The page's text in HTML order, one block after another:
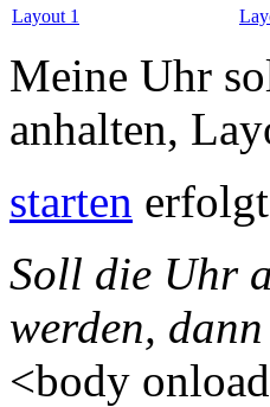
Layout 1
Meine Uhr
anhalten,
starten
Soll die Uhr
werden,
<body